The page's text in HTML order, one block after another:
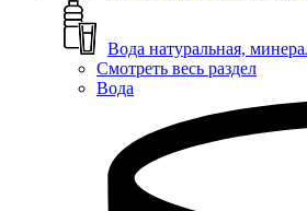
Вода натуральная,
Смотреть весь раздел
Вода